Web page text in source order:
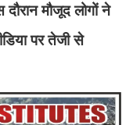
मौजूद लोगों ने
पर तेजी से